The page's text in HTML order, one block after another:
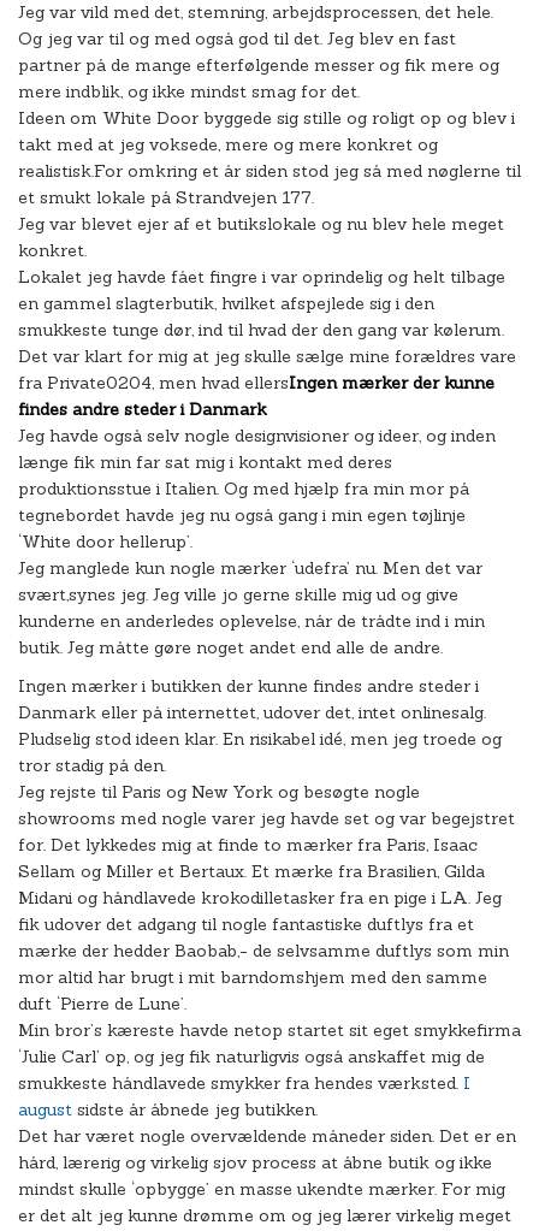
Jeg var vild med det, stemning, arbejdsprocessen, det hele.
Og jeg var til og med også god til det. Jeg blev en fast
partner på de mange efterfølgende messer og fik mere og
mere indblik, og ikke mindst smag for det.
Ideen om White Door byggede sig stille og roligt op og blev i
takt med at jeg voksede, mere og mere konkret og
realistisk.For omkring et år siden stod jeg så med nøglerne til
et smukt lokale på Strandvejen 177.
Jeg var blevet ejer af et butikslokale og nu blev hele meget
konkret.
Lokalet jeg havde fået fingre i var oprindelig og helt tilbage
en gammel slagterbutik, hvilket afspejlede sig i den
smukkeste tunge dør, ind til hvad der den gang var kølerum.
Det var klart for mig at jeg skulle sælge mine forældres vare
fra Private0204, men hvad ellersIngen mærker der kunne
findes andre steder i Danmark
Jeg havde også selv nogle designvisioner og ideer, og inden
længe fik min far sat mig i kontakt med deres
produktionsstue i Italien. Og med hjælp fra min mor på
tegnebordet havde jeg nu også gang i min egen tøjlinje
‘White door hellerup’.
Jeg manglede kun nogle mærker ‘udefra’ nu. Men det var
svært,synes jeg. Jeg ville jo gerne skille mig ud og give
kunderne en anderledes oplevelse, når de trådte ind i min
butik. Jeg måtte gøre noget andet end alle de andre.
Ingen mærker i butikken der kunne findes andre steder i
Danmark eller på internettet, udover det, intet onlinesalg.
Pludselig stod ideen klar. En risikabel idé, men jeg troede og
tror stadig på den.
Jeg rejste til Paris og New York og besøgte nogle
showrooms med nogle varer jeg havde set og var begejstret
for. Det lykkedes mig at finde to mærker fra Paris, Isaac
Sellam og Miller et Bertaux. Et mærke fra Brasilien, Gilda
Midani og håndlavede krokodilletasker fra en pige i LA. Jeg
fik udover det adgang til nogle fantastiske duftlys fra et
mærke der hedder Baobab,- de selvsamme duftlys som min
mor altid har brugt i mit barndomshjem med den samme
duft ‘Pierre de Lune’.
Min bror’s kæreste havde netop startet sit eget smykkefirma
‘Julie Carl’ op, og jeg fik naturligvis også anskaffet mig de
smukkeste håndlavede smykker fra hendes værksted. I
august sidste år åbnede jeg butikken.
Det har været nogle overvældende måneder siden. Det er en
hård, lærerig og virkelig sjov process at åbne butik og ikke
mindst skulle ‘opbygge’ en masse ukendte mærker. For mig
er det alt jeg kunne drømme om og jeg lærer virkelig meget